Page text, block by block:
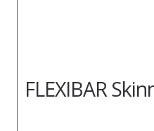
FLEXIBAR